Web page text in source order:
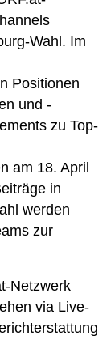
Wahl. Im
Positionen
und -
zu Top-
am 18. April
in
werden
zur
Netzwerk
via Live-